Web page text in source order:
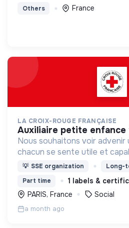
Others France
LA CROIX-ROUGE FRANÇAISE
auxiliaire petite
Nous souhaitons voir
chacun se sente utile et
nous proposons des moyens
d’engagement innovants et
💡 SSE organization
Long-
Part time
1 labels &
PARIS, France
Social
a month ago